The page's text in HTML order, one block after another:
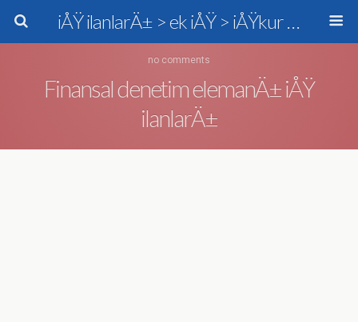
iÅŸ ilanlarÄ± > ek iÅŸ > iÅŸkur > personel alÄ±mÄ±
no comments
Finansal denetim elemanÄ± iÅŸ
ilanlarÄ±